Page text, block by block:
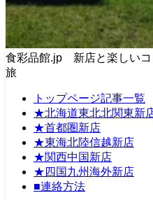
食彩品館.jp 新店と楽しいコ
旅
トップページ記事一覧
★北海道東北北関東新
★首都圏新店
★東海北陸信越新店
★関西中国新店
★四国九州海外新店
■連絡方法